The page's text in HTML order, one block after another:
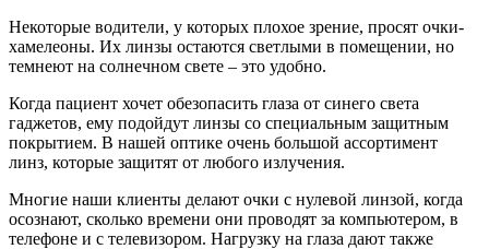
Некоторые водители, у которых плохое зрение, просят очки-
хамелеоны. Их линзы остаются светлыми в помещении, но
темнеют на солнечном свете – это удобно.
Когда пациент хочет обезопасить глаза от синего света
гаджетов, ему подойдут линзы со специальным защитным
покрытием. В нашей оптике очень большой ассортимент
линз, которые защитят от любого излучения.
Многие наши клиенты делают очки с нулевой линзой, когда
осознают, сколько времени они проводят за компьютером, в
телефоне и с телевизором. Нагрузку на глаза дают также